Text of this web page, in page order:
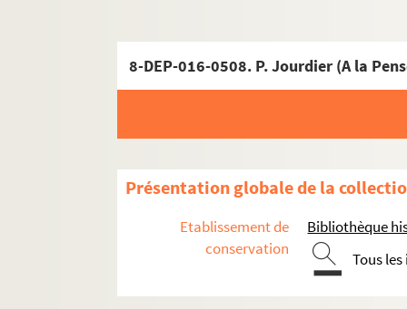
8-DEP-016-0508. P. Jourdier (A la
Présentation globale de la
Etablissement de
conservation
Bibliothèque
Tous
Commerces de confection et de prêt-à-
Yvelines
Hauts-de-Seine
Antony (92160)
Asnières (92600)